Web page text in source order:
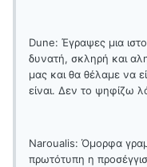
Dune: Έγραψες μια
δυνατή, σκληρή και
μας και θα θέλαμε να
είναι. Δεν το ψηφίζω
Naroualis: Όμορφα
πρωτότυπη η